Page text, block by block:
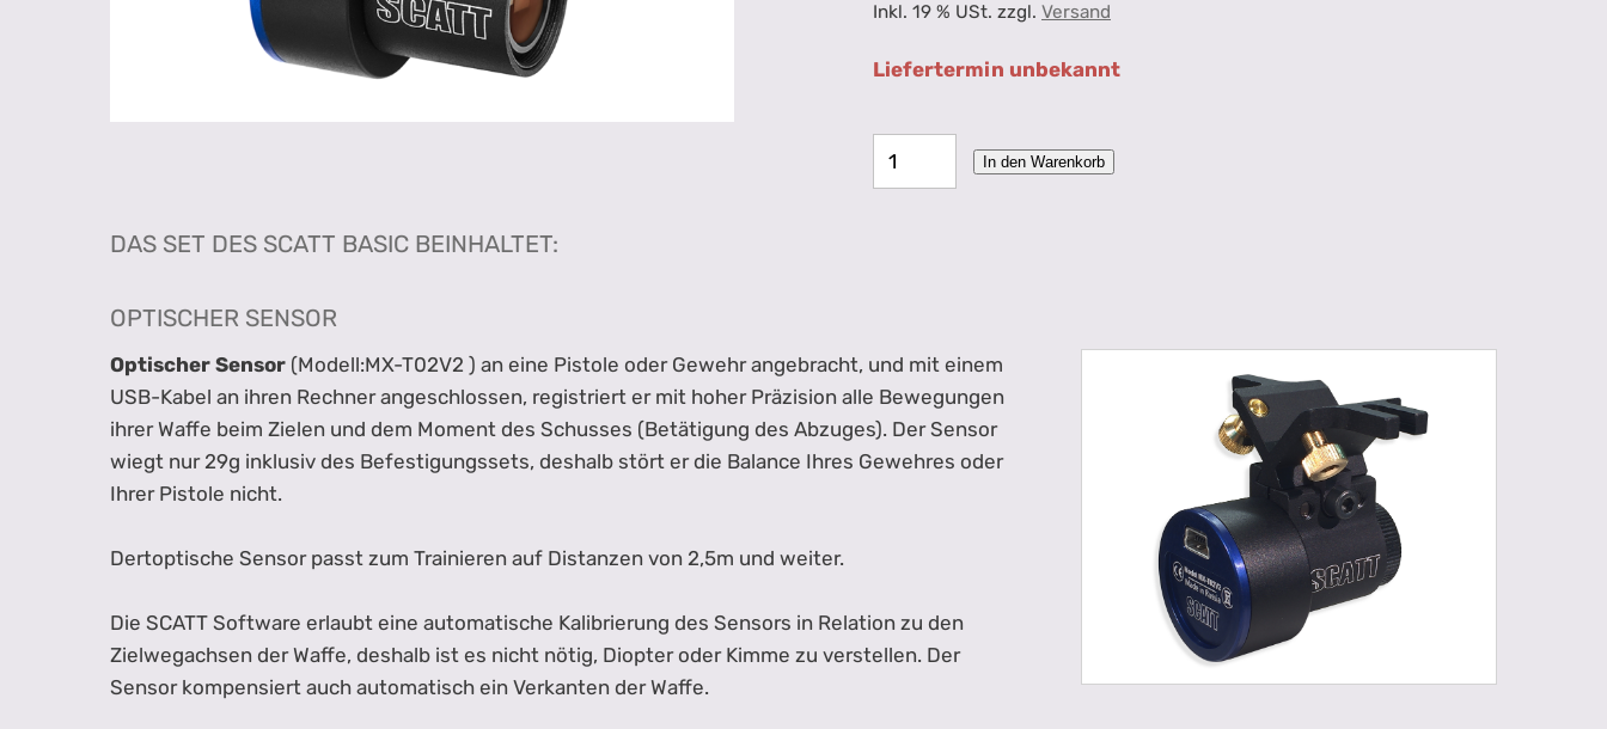
Inkl. 19 % USt. zzgl. Versand
Liefertermin unbekannt
In den Warenkorb
DAS SET DES SCATT BASIC BEINHALTET:
OPTISCHER SENSOR
Optischer Sensor (Modell:MX-T02V2 ) an eine Pistole oder Gewehr angebracht, und mit einem
USB-Kabel an ihren Rechner angeschlossen, registriert er mit hoher Präzision alle Bewegungen
ihrer Waffe beim Zielen und dem Moment des Schusses (Betätigung des Abzuges). Der Sensor
wiegt nur 29g inklusiv des Befestigungssets, deshalb stört er die Balance Ihres Gewehres oder
Ihrer Pistole nicht.
Dertoptische Sensor passt zum Trainieren auf Distanzen von 2,5m und weiter.
Die SCATT Software erlaubt eine automatische Kalibrierung des Sensors in Relation zu den
Zielwegachsen der Waffe, deshalb ist es nicht nötig, Diopter oder Kimme zu verstellen. Der
Sensor kompensiert auch automatisch ein Verkanten der Waffe.